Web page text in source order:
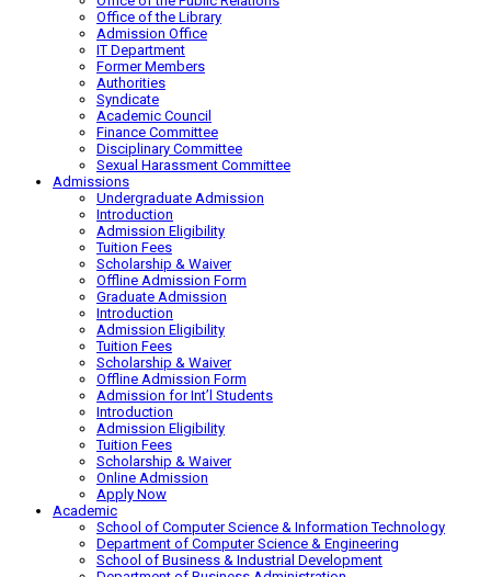
Office of the Library
Admission Office
IT Department
Former Members
Authorities
Syndicate
Academic Council
Finance Committee
Disciplinary Committee
Sexual Harassment Committee
Admissions
Undergraduate Admission
Introduction
Admission Eligibility
Tuition Fees
Scholarship & Waiver
Offline Admission Form
Graduate Admission
Introduction
Admission Eligibility
Tuition Fees
Scholarship & Waiver
Offline Admission Form
Admission for Int’l Students
Introduction
Admission Eligibility
Tuition Fees
Scholarship & Waiver
Online Admission
Apply Now
Academic
School of Computer Science & Information Technology
Department of Computer Science & Engineering
School of Business & Industrial Development